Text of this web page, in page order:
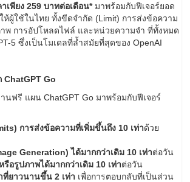
เพียง 259 บาทต่อเดือน*มาพร้อมกับฟีเจอร์ยอด
ห้ผู้ใช้ในไทย ทั้งขีดจำกัด (Limit) การส่งข้อความ
พ การอัปโหลดไฟล์ และหน่วยความจำ ที่ทั้งหมด
5 ซึ่งเป็นโมเดลที่ล้ำสมัยที่สุดของ OpenAI
ChatGPT Go
นฟรี แผน ChatGPT Go มาพร้อมกับฟีเจอร์
การส่งข้อความที่เพิ่มขึ้นถึง 10 เท่าด้วย
Generation) ได้มากกว่าเดิม 10 เท่าต่อวัน
อรูปภาพได้มากกว่าเดิม 10 เท่าต่อวัน
ที่ยาวนานขึ้น 2 เท่า เพื่อการตอบกลับที่เป็นส่วน